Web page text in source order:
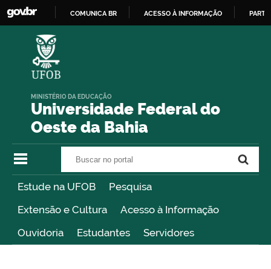
COMUNICA BR ACESSO À INFORMAÇÃO
Universidade Federal do
Oeste da Bahia
MINISTÉRIO DA EDUCAÇÃO
Estude na UFOB
Pesquisa
Extensão e Cultura
Acesso à Informação
Ouvidoria
Estudantes Servidores